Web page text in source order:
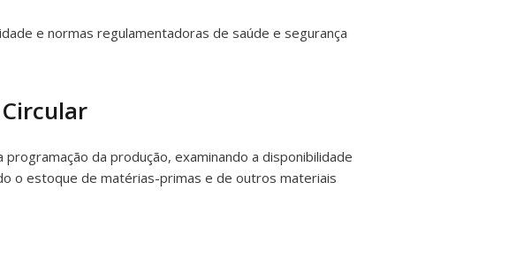
e normas regulamentadoras de saúde e segurança
da produção, examinando a disponibilidade
o estoque de matérias-primas e de outros materiais